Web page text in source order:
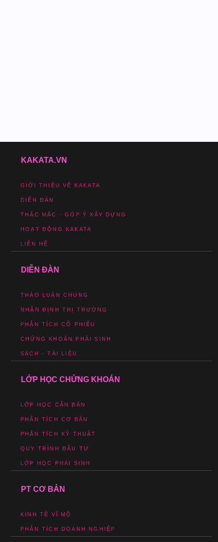
KAKATA.VN
GIỚI THIỆU VỀ KAKATA
DIỄN ĐÀN
THẮC MẮC - GÓP Ý XÂY DỰNG
HOẠT ĐỘNG KAKATA
LIÊN HỆ
DIỄN ĐÀN
THẢO LUẬN CHUNG
NHẬN ĐỊNH THỊ TRƯỜNG
PHÂN TÍCH CỔ PHIẾU
CHỨNG KHOÁN PHÁI SINH
SÁCH - TÀI LIỆU
LỚP HỌC CHỨNG KHOÁN
LỚP HỌC CĂN BẢN
PHÂN TÍCH CƠ BẢN
PHÂN TÍCH KỸ THUẬT
QUY TRÌNH ĐẦU TƯ
LỚP HỌC PHÁI SINH
PT CƠ BẢN
KINH TẾ VĨ MÔ
PHÂN TÍCH DOANH NGHIỆP